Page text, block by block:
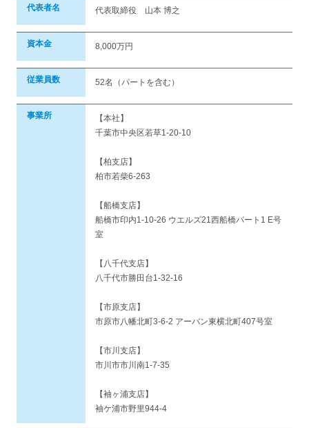
代表者名 代表取締役 山本 博之
資本金 8,000万円
従業員数 52名（パートを含む）
事業所
【本社】
千葉市中央区若草1-20-10
【柏支店】
柏市若柴6-263
【船橋支店】
船橋市印内1-10-26 ウエルズ21西船橋パート1 E号
室
【八千代支店】
八千代市勝田台1-32-16
【市原支店】
市原市八幡北町3-6-2 アーバン東横北町407号室
【市川支店】
市川市市川南1-7-35
【袖ヶ浦支店】
袖ケ浦市野里944-4